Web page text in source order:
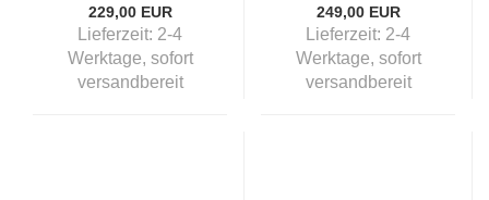
229,00 EUR
Lieferzeit: 2-4
Werktage, sofort
versandbereit
249,00 EUR
Lieferzeit: 2-4
Werktage, sofort
versandbereit